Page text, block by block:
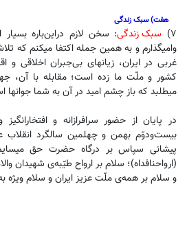
هفت) سبک زندگی
۷) سبک زندگی: سخن لازم دراین‌باره
وامیگذارم و به همین جمله اکتفا میکنم که
غربی در ایران، زیانهای بی‌جبران اخلاقی
کشور و ملّت ما زده است؛ مقابله با آن،
میطلبد که باز چشم امید در آن به شما جوانها
در پایان از حضور سرافرازانه و
بیست‌ودوّم بهمن و چهلمین سالگرد
پیشانی سپاس بر درگاه حضرت حق
(ارواحنافداه)؛ سلام بر ارواح طیّبه‌ی شهیدان
و سلام بر همه‌ی ملّت عزیز ایران و سلام ویژه